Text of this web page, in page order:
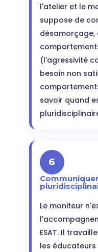
l'atelier et le
suppose de
désamorçage,
(l'agressivité
besoin non
savoir quand
6
Le moniteur
ESAT. Il
les éducateurs